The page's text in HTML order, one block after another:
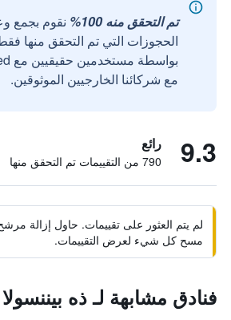
تم التحقق منه 100%
نقوم بجمع
الحجوزات التي تم التحقق منها
مع شركائنا الخارجيين الموثوقين.
9.3 رائع
790 من التقييمات تم التحقق منها
لم يتم العثور على تقييمات. حاول إزالة
مسح كل شيء لعرض التقييمات.
فنادق مشابهة لـ ذه